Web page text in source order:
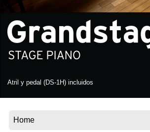
Noticias
Ubicación
Atril y pedal (DS-1H) incluidos